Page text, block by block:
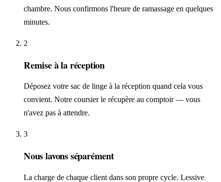
chambre. Nous confirmons l'heure de ramassage en quelques
minutes.
2
Remise à la réception
Déposez votre sac de linge à la réception quand cela vous
convient. Notre coursier le récupère au comptoir — vous
n'avez pas à attendre.
3
Nous lavons séparément
La charge de chaque client dans son propre cycle. Lessive